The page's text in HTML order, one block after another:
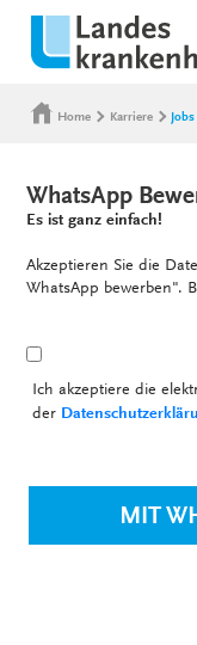
Home Karriere Jobs
WhatsApp
Es ist ganz einfach!
Akzeptieren Sie die
WhatsApp bewerben".
Ich akzeptiere die
der
MIT